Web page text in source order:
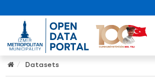
Datasets